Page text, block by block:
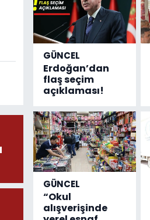
GÜNCEL
Erdoğan’dan
flaş seçim
açıklaması!
GÜNCEL
“Okul
alışverişinde